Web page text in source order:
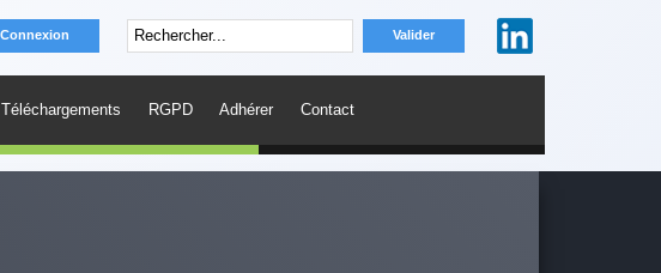
Téléchargements RGPD Adhérer Contact